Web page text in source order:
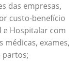
das empresas,
custo-benefício
Hospitalar com
exames,
partos;